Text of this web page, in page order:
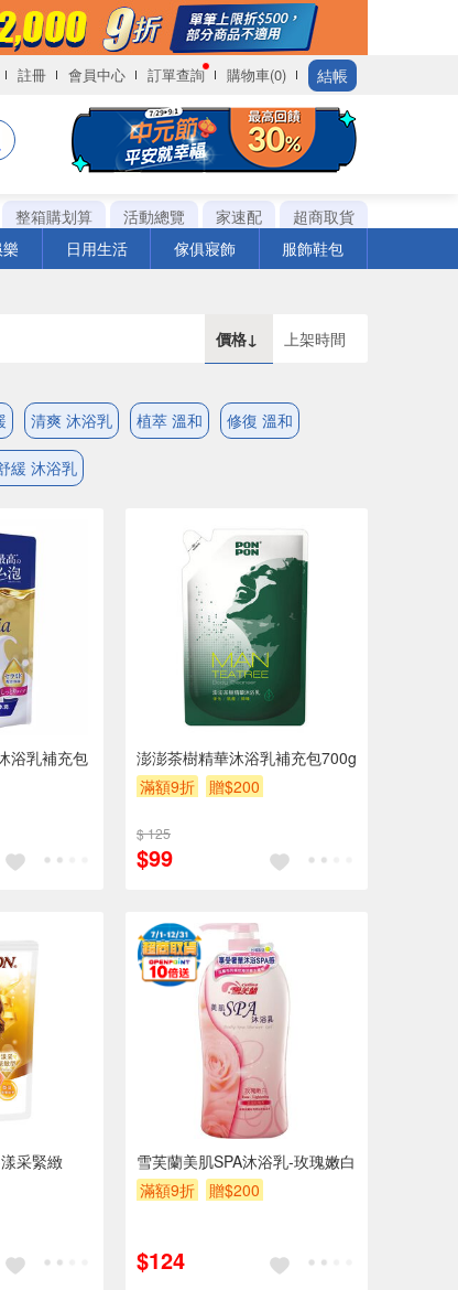
註冊 會員中心 訂單查詢 購物車(0) 結帳
整箱購划算 活動總覽 家速配
超商取貨
日用生活 傢俱寢飾 服飾鞋包
價格↓ 上架時間
清爽 沐浴乳 植萃 溫和 修復 溫和
緩 沐浴乳
浴乳補充包
澎澎茶樹精華沐浴乳補充包700g
滿額9折
贈$200
$ 125
$99
采緊緻
雪芙蘭美肌SPA沐浴乳-玫瑰嫩白
滿額9折
贈$200
$124